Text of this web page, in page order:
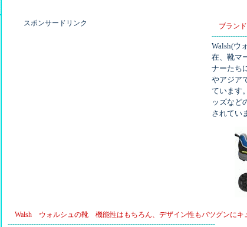
スポンサードリンク
ブラン
Walsh(ウ
在、靴マ
ナーたち
やアジア
ています
ッズなど
されてい
Walsh ウォルシュの靴 機能性はもちろん、デザイン性もバツグンにキ
----------------------------------------------------------------------------------------